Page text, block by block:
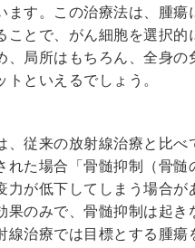
ます。この治療法は、腫
ことで、がん細胞を選択
、局所はもちろん、全身
といえるでしょう。
、従来の放射線治療と比
れた場合「骨髄抑制（骨
力が低下してしまう場合
果のみで、骨髄抑制は起
線治療では目標とする腫